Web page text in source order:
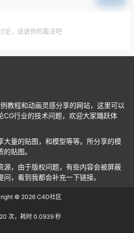
论，说说你的看法吧
教程和动画灵感分享的网站，这里可以
CG行业的技术问题，欢迎大家踊跃体
大量的贴图，和模型等等。所分享的模
贴图。
源，由于版权问题，有些内容会被屏蔽
，看到我都会补充一下链接。
© 2026 C4D社区
次，耗时 0.0939 秒